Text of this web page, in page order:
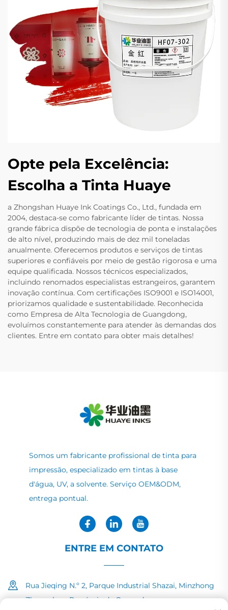
Opte pela Excelência:
Escolha a Tinta Huaye
a Zhongshan Huaye Ink Coatings Co., Ltd., fundada em
2004, destaca-se como fabricante líder de tintas. Nossa
grande fábrica dispõe de tecnologia de ponta e instalações
de alto nível, produzindo mais de dez mil toneladas
anualmente. Oferecemos produtos e serviços de tintas
superiores e confiáveis por meio de gestão rigorosa e uma
equipe qualificada. Nossos técnicos especializados,
incluindo renomados especialistas estrangeiros, garantem
inovação contínua. Com certificações ISO9001 e ISO14001,
priorizamos qualidade e sustentabilidade. Reconhecida
como Empresa de Alta Tecnologia de Guangdong,
evoluímos constantemente para atender às demandas dos
clientes. Entre em contato para obter mais detalhes!
Somos um fabricante profissional de tinta para
impressão, especializado em tintas à base
d'água, UV, a solvente. Serviço OEM&ODM,
entrega pontual.
ENTRE EM CONTATO
Rua Jieqing N.º 2, Parque Industrial Shazai, Minzhong
Zhongshan, Província de Guangdong